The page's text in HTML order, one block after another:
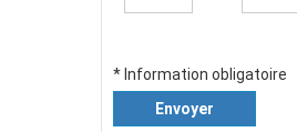
* Information obligatoire
Envoyer